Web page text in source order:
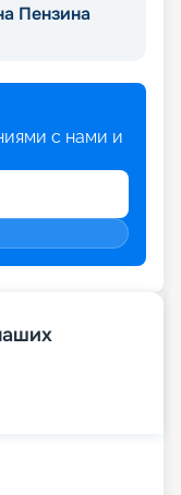
Пензина
с нами и